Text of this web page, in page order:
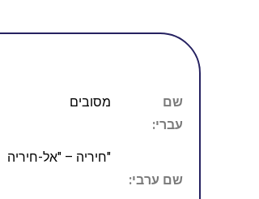
שם
עברי:
שם ערבי:
מסובים
"חיריה – "אל-חיריה